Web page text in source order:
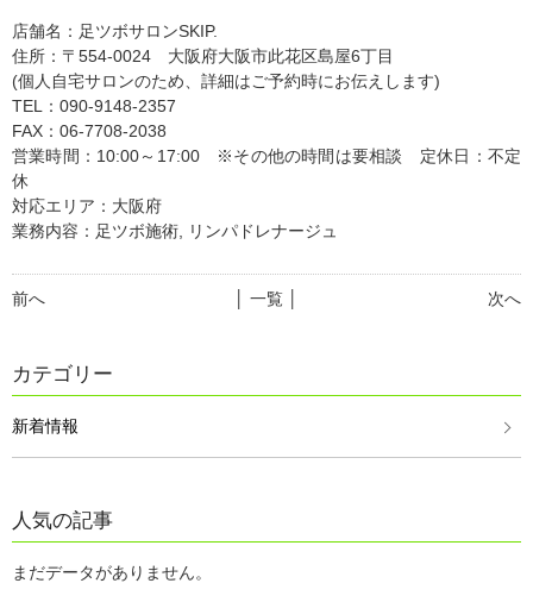
店舗名：足ツボサロンSKIP.
住所：〒554-0024 大阪府大阪市此花区島屋6丁目
(個人自宅サロンのため、詳細はご予約時にお伝えします)
TEL：090-9148-2357
FAX：06-7708-2038
営業時間：10:00～17:00 ※その他の時間は要相談 定休日：不定
休
対応エリア：大阪府
業務内容：足ツボ施術, リンパドレナージュ
前へ 次へ
│ 一覧 │
カテゴリー
新着情報
人気の記事
まだデータがありません。